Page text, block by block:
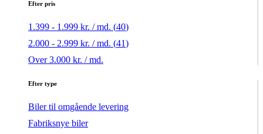
Efter pris
1.399 - 1.999 kr. / md. (40)
2.000 - 2.999 kr. / md. (41)
Over 3.000 kr. / md.
Efter type
Biler til omgående levering
Fabriksnye biler